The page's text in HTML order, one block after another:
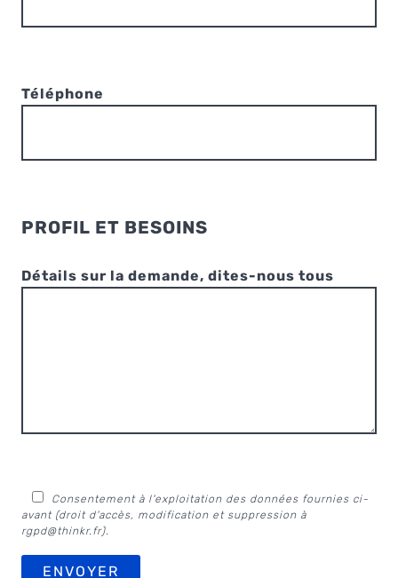
Téléphone
PROFIL ET BESOINS
Détails sur la demande, dites-nous tous
Consentement à l'exploitation des données fournies ci-
avant (droit d'accès, modification et suppression à
rgpd@thinkr.fr).